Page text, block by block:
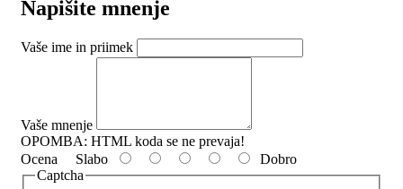
Napišite mnenje
Vaše ime in priimek
Vaše mnenje
OPOMBA: HTML koda se ne prevaja!
Ocena Slabo
Dobro
Captcha